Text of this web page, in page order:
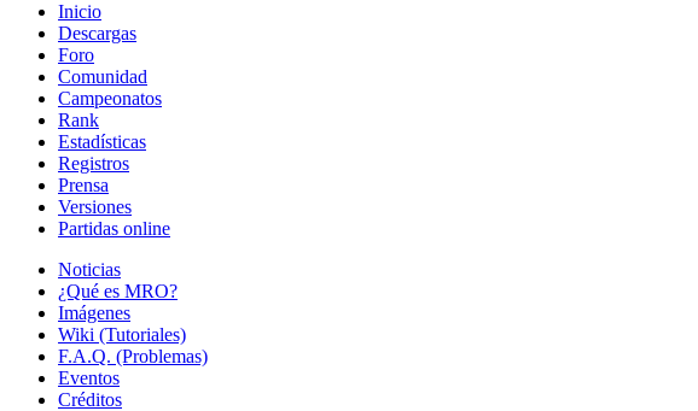
Inicio
Descargas
Foro
Comunidad
Campeonatos
Rank
Estadísticas
Registros
Prensa
Versiones
Partidas online
Noticias
¿Qué es MRO?
Imágenes
Wiki (Tutoriales)
F.A.Q. (Problemas)
Eventos
Créditos